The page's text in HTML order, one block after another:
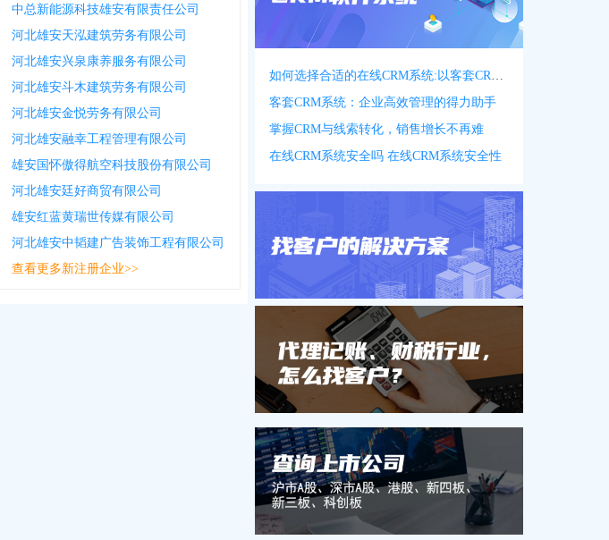
中总新能源科技雄安有限责任公司
河北雄安天泓建筑劳务有限公司
河北雄安兴泉康养服务有限公司
河北雄安斗木建筑劳务有限公司
河北雄安金悦劳务有限公司
河北雄安融幸工程管理有限公司
雄安国怀傲得航空科技股份有限公司
河北雄安廷好商贸有限公司
雄安红蓝黄瑞世传媒有限公司
河北雄安中韬建广告装饰工程有限公司
查看更多新注册企业>>
如何选择合适的在线CRM系统:以客套CRM系统为例
客套CRM系统：企业高效管理的得力助手
掌握CRM与线索转化，销售增长不再难
在线CRM系统安全吗 在线CRM系统安全性